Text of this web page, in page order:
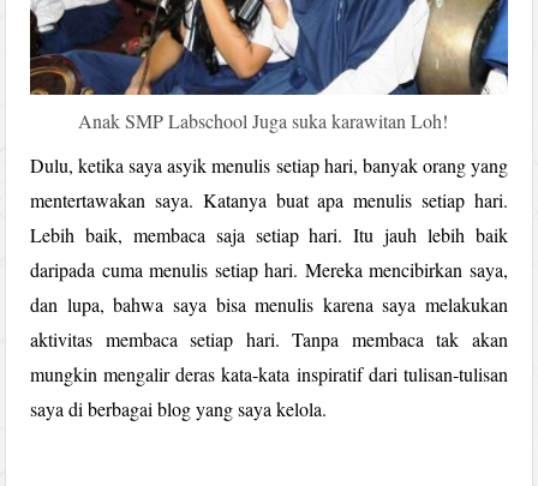
Anak SMP Labschool Juga suka karawitan Loh!
Dulu, ketika saya asyik menulis setiap hari, banyak orang yang
mentertawakan saya. Katanya buat apa menulis setiap hari.
Lebih baik, membaca saja setiap hari. Itu jauh lebih baik
daripada cuma menulis setiap hari. Mereka mencibirkan saya,
dan lupa, bahwa saya bisa menulis karena saya melakukan
aktivitas membaca setiap hari. Tanpa membaca tak akan
mungkin mengalir deras kata-kata inspiratif dari tulisan-tulisan
saya di berbagai blog yang saya kelola.